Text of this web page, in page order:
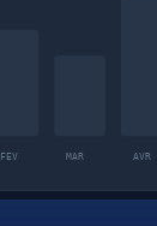
FEV MAR AVR